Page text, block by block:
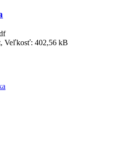
Veľkosť: 402,56 kB